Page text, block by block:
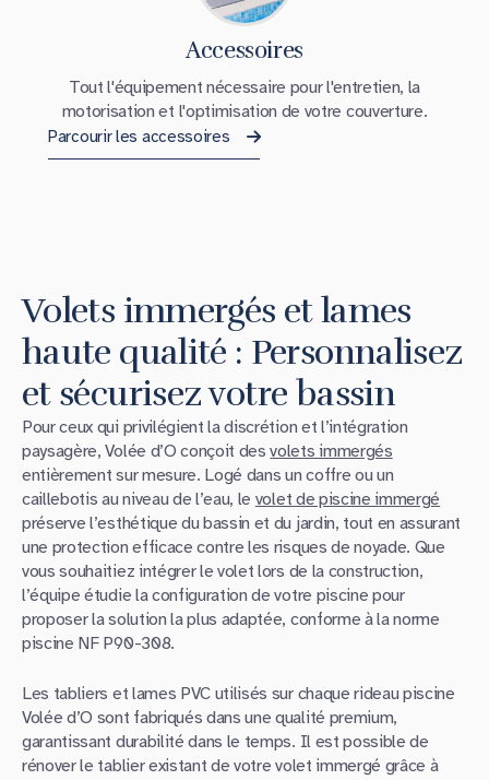
Accessoires
Tout l'équipement nécessaire pour l'entretien, la
motorisation et l'optimisation de votre couverture.
Parcourir les accessoires
Volets immergés et lames
haute qualité : Personnalisez
et sécurisez votre bassin
Pour ceux qui privilégient la discrétion et l’intégration
paysagère, Volée d’O conçoit desvolets immergés
entièrement sur mesure. Logé dans un coffre ou un
caillebotis au niveau de l’eau, le volet de piscine immergé
préserve l’esthétique du bassin et du jardin, tout en assurant
une protection efficace contre les risques de noyade. Que
vous souhaitiez intégrer le volet lors de la construction,
l’équipe étudie la configuration de votre piscine pour
proposer la solution la plus adaptée, conforme à la norme
piscine NF P90-308.
Les tabliers et lames PVC utilisés sur chaque rideau piscine
Volée d’O sont fabriqués dans une qualité premium,
garantissant durabilité dans le temps. Il est possible de
rénover le tablier existant de votre volet immergé grâce à